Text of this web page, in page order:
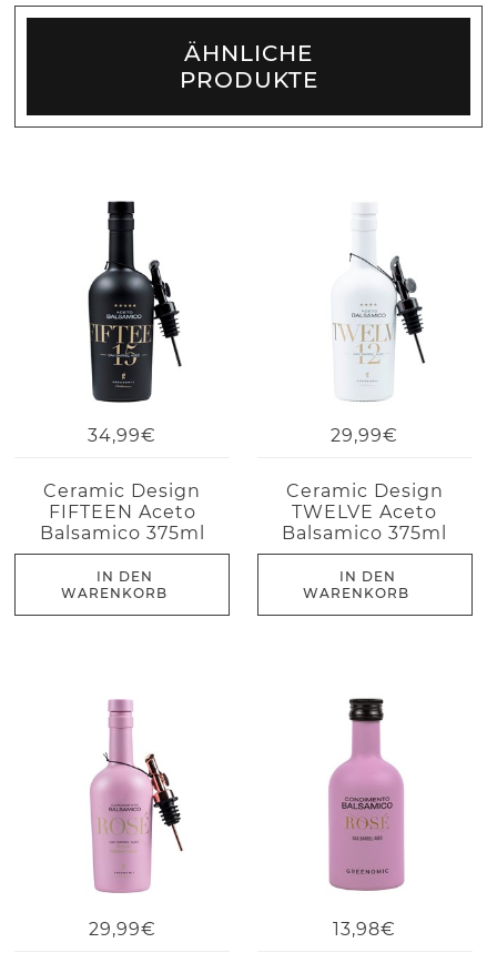
ÄHNLICHE
PRODUKTE
34,99€
Ceramic Design
FIFTEEN Aceto
Balsamico 375ml
IN DEN
WARENKORB
29,99€
Ceramic Design
TWELVE Aceto
Balsamico 375ml
IN DEN
WARENKORB
29,99€ 13,98€